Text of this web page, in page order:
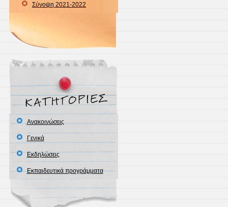
Σύνοψη 2021-2022
Ανακοινώσεις
Γενικά
Εκδηλώσεις
Εκπαιδευτικά προγράμματα